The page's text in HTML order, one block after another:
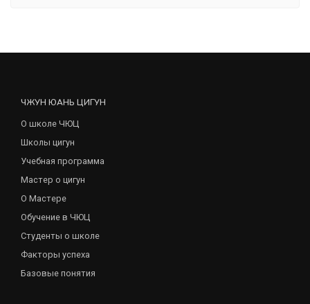
ЧЖУН ЮАНЬ ЦИГУН
О школе ЧЮЦ
Школы цигун
Учебная программа
Мастер о цигун
О Мастере
Обучение в ЧЮЦ
Студенты о школе
Факторы успеха
Базовые понятия